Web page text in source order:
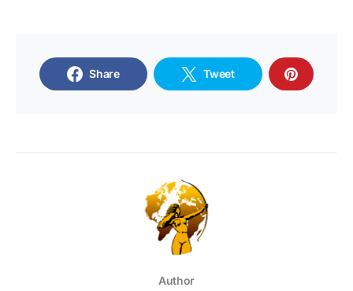
Share Tweet
Author